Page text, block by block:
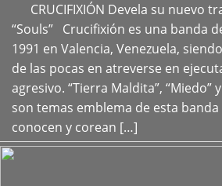
CRUCIFIXIÓN Devela su nuevo
“Souls” Crucifixión es una banda
1991 en Valencia, Venezuela,
de las pocas en atreverse en
agresivo. “Tierra Maldita”, “Miedo”
son temas emblema de esta
conocen y corean […]
+